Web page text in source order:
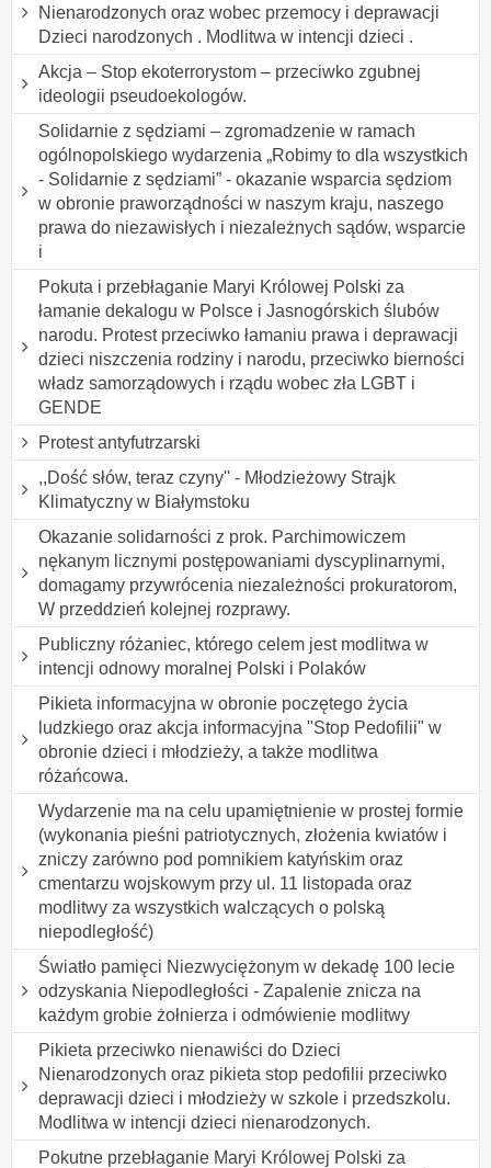
Nienarodzonych oraz wobec przemocy i deprawacji
Dzieci narodzonych . Modlitwa w intencji dzieci .
Akcja – Stop ekoterrorystom – przeciwko zgubnej
ideologii pseudoekologów.
Solidarnie z sędziami – zgromadzenie w ramach
ogólnopolskiego wydarzenia „Robimy to dla wszystkich
- Solidarnie z sędziami” - okazanie wsparcia sędziom
w obronie praworządności w naszym kraju, naszego
prawa do niezawisłych i niezależnych sądów, wsparcie
i
Pokuta i przebłaganie Maryi Królowej Polski za
łamanie dekalogu w Polsce i Jasnogórskich ślubów
narodu. Protest przeciwko łamaniu prawa i deprawacji
dzieci niszczenia rodziny i narodu, przeciwko bierności
władz samorządowych i rządu wobec zła LGBT i
GENDE
Protest antyfutrzarski
,,Dość słów, teraz czyny'' - Młodzieżowy Strajk
Klimatyczny w Białymstoku
Okazanie solidarności z prok. Parchimowiczem
nękanym licznymi postępowaniami dyscyplinarnymi,
domagamy przywrócenia niezależności prokuratorom,
W przeddzień kolejnej rozprawy.
Publiczny różaniec, którego celem jest modlitwa w
intencji odnowy moralnej Polski i Polaków
Pikieta informacyjna w obronie poczętego życia
ludzkiego oraz akcja informacyjna "Stop Pedofilii" w
obronie dzieci i młodzieży, a także modlitwa
różańcowa.
Wydarzenie ma na celu upamiętnienie w prostej formie
(wykonania pieśni patriotycznych, złożenia kwiatów i
zniczy zarówno pod pomnikiem katyńskim oraz
cmentarzu wojskowym przy ul. 11 listopada oraz
modlitwy za wszystkich walczących o polską
niepodległość)
Światło pamięci Niezwyciężonym w dekadę 100 lecie
odzyskania Niepodległości - Zapalenie znicza na
każdym grobie żołnierza i odmówienie modlitwy
Pikieta przeciwko nienawiści do Dzieci
Nienarodzonych oraz pikieta stop pedofilii przeciwko
deprawacji dzieci i młodzieży w szkole i przedszkolu.
Modlitwa w intencji dzieci nienarodzonych.
Pokutne przebłaganie Maryi Królowej Polski za